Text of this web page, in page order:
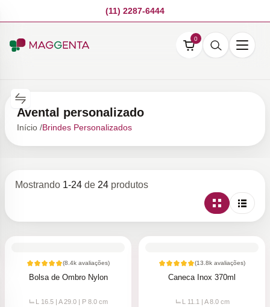
(11) 2287-6444
0
Avental personalizado
Início /Brindes Personalizados
Mostrando 1-24 de 24 produtos
(8.4k avaliações)
Bolsa de Ombro Nylon
L 16.5 | A 29.0 | P 8.0 cm
(13.8k avaliações)
Caneca Inox 370ml
L 11.1 | A 8.0cm